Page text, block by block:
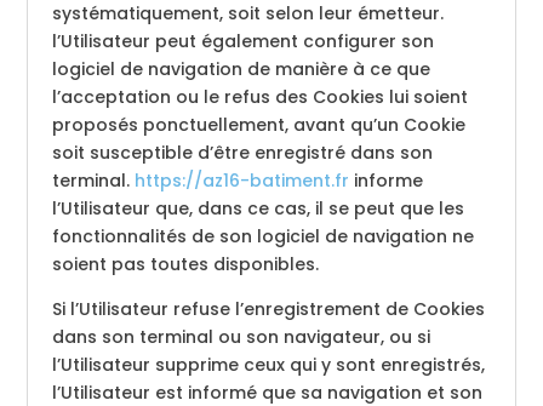
systématiquement, soit selon leur émetteur.
l’Utilisateur peut également configurer son
logiciel de navigation de manière à ce que
l’acceptation ou le refus des Cookies lui soient
proposés ponctuellement, avant qu’un Cookie
soit susceptible d’être enregistré dans son
terminal. https://az16-batiment.fr informe
l’Utilisateur que, dans ce cas, il se peut que les
fonctionnalités de son logiciel de navigation ne
soient pas toutes disponibles.
Si l’Utilisateur refuse l’enregistrement de Cookies
dans son terminal ou son navigateur, ou si
l’Utilisateur supprime ceux qui y sont enregistrés,
l’Utilisateur est informé que sa navigation et son